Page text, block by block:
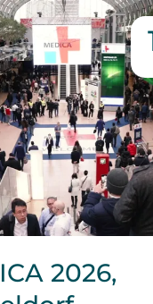
2026,